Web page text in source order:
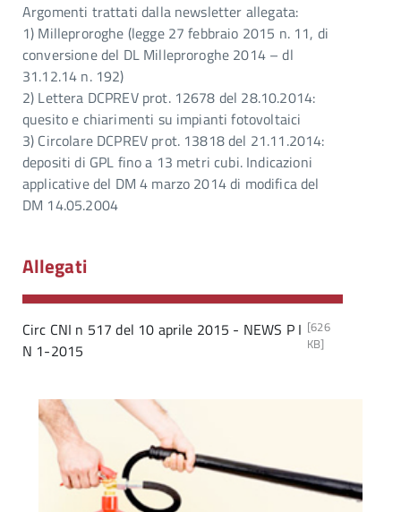
Argomenti trattati dalla newsletter allegata:
1) Milleproroghe (legge 27 febbraio 2015 n. 11, di
conversione del DL Milleproroghe 2014 – dl
31.12.14 n. 192)
2) Lettera DCPREV prot. 12678 del 28.10.2014:
quesito e chiarimenti su impianti fotovoltaici
3) Circolare DCPREV prot. 13818 del 21.11.2014:
depositi di GPL fino a 13 metri cubi. Indicazioni
applicative del DM 4 marzo 2014 di modifica del
DM 14.05.2004
Allegati
Circ CNI n 517 del 10 aprile 2015 - NEWS P I
N 1-2015
[626
KB]